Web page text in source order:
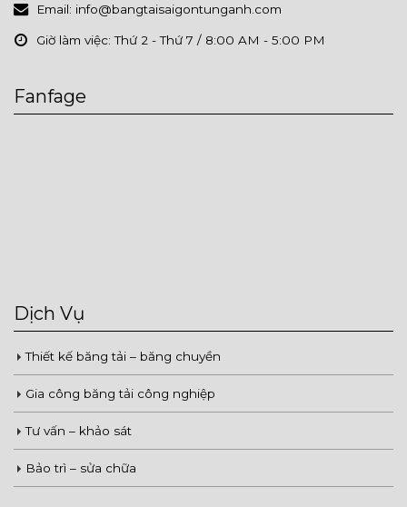
Email: info@bangtaisaigontunganh.com
Giờ làm việc: Thứ 2 - Thứ 7 / 8:00 AM - 5:00 PM
Fanfage
Dịch Vụ
Thiết kế băng tải – băng chuyền
Gia công băng tải công nghiệp
Tư vấn – khảo sát
Bảo trì – sửa chữa